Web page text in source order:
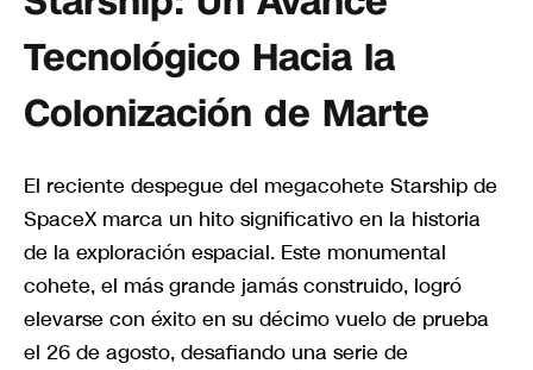
Tecnológico Hacia la
Colonización de Marte
El reciente despegue del megacohete Starship de
SpaceX marca un hito significativo en la historia
de la exploración espacial. Este monumental
cohete, el más grande jamás construido, logró
elevarse con éxito en su décimo vuelo de prueba
el 26 de agosto, desafiando una serie de